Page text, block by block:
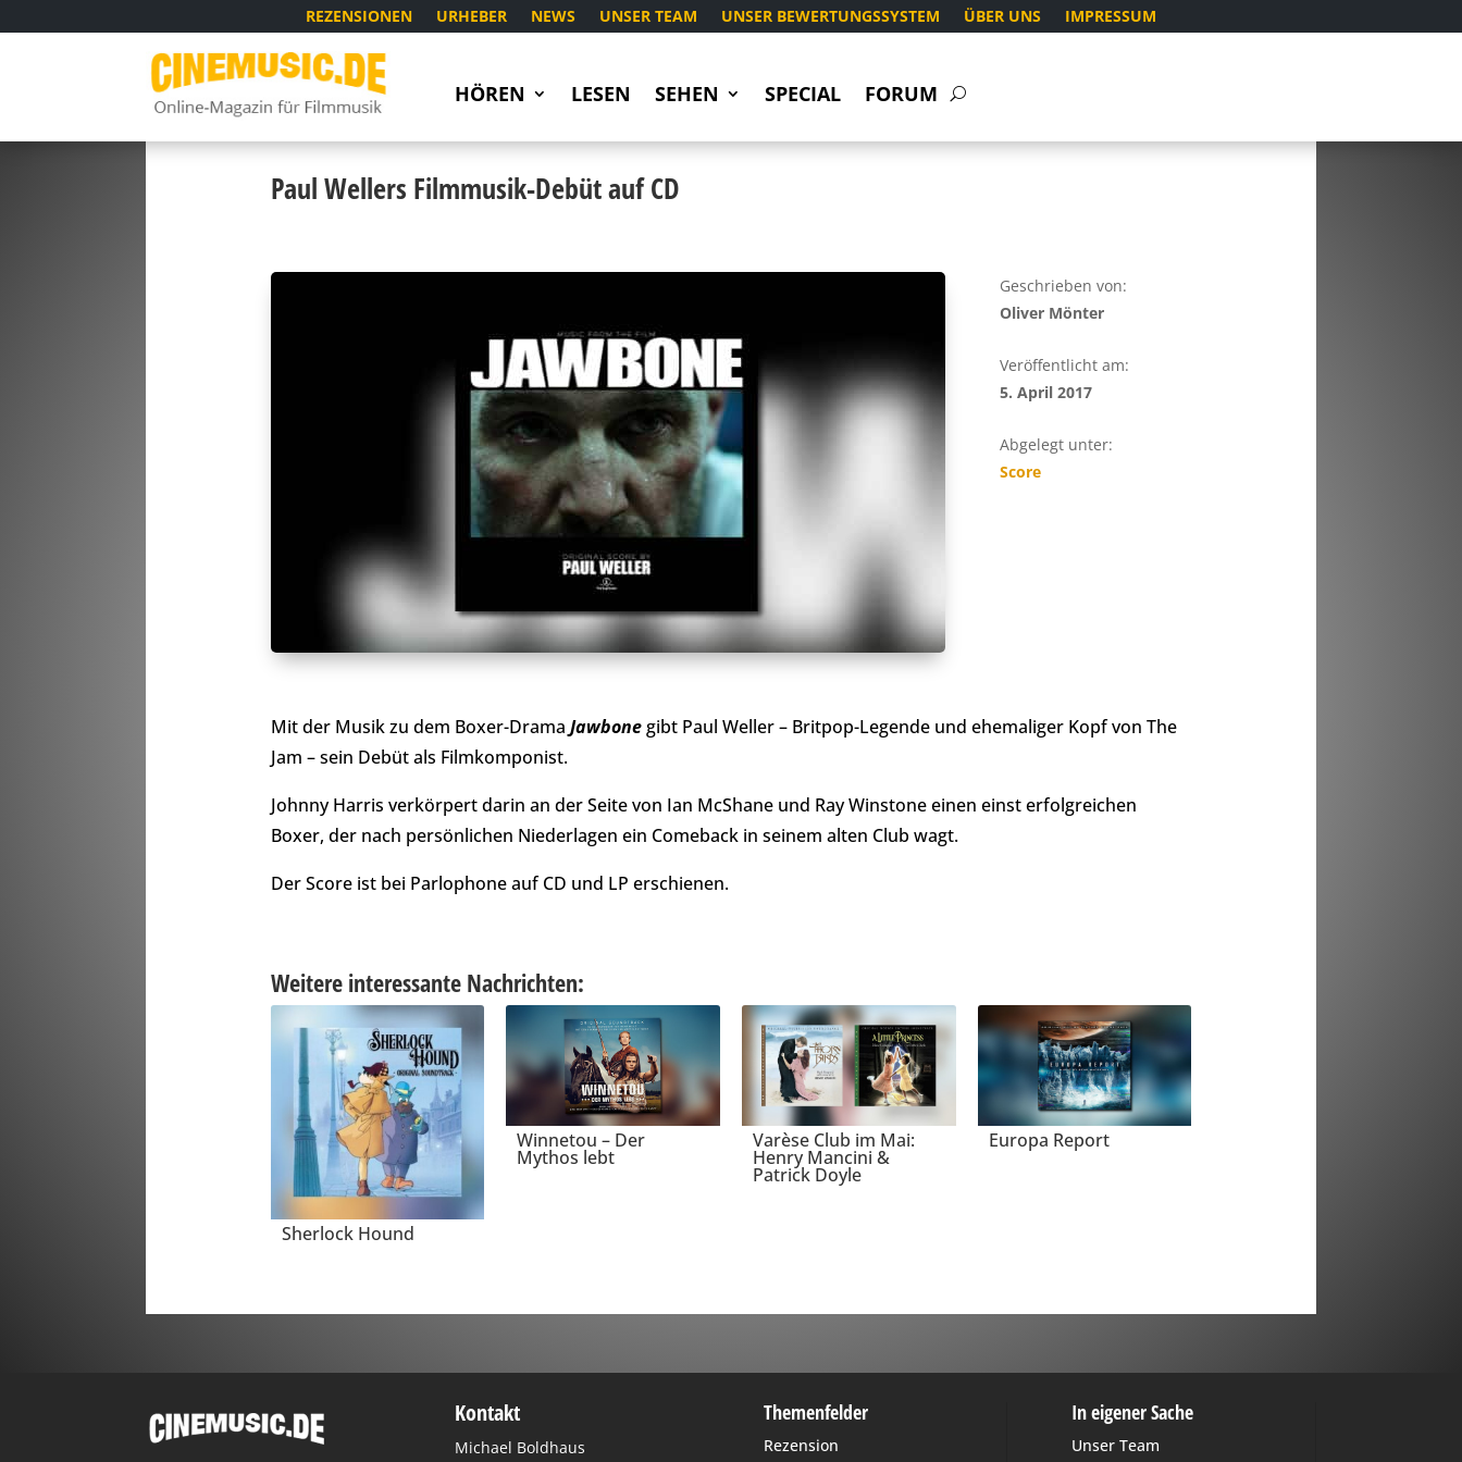
REZENSIONEN URHEBER NEWS UNSER TEAM UNSER BEWERTUNGSSYSTEM ÜBER UNS IMPRESSUM
HÖREN LESEN SEHEN SPECIAL FORUM
Paul Wellers Filmmusik-Debüt auf CD
Geschrieben von:
Oliver Mönter
Veröffentlicht am:
5. April 2017
Abgelegt unter:
Score
Mit der Musik zu dem Boxer-Drama Jawbonegibt Paul Weller – Britpop-Legende und ehemaliger Kopf von The
Jam – sein Debüt als Filmkomponist.
Johnny Harris verkörpert darin an der Seite von Ian McShane und Ray Winstone einen einst erfolgreichen
Boxer, der nach persönlichen Niederlagen ein Comeback in seinem alten Club wagt.
Der Score ist bei Parlophone auf CD und LP erschienen.
Weitere interessante Nachrichten:
Sherlock Hound
Winnetou – Der
Mythos lebt
Varèse Club im Mai:
Henry Mancini &
Patrick Doyle
Europa Report
Kontakt
Michael Boldhaus
Themenfelder
Rezension
In eigener Sache
Unser Team